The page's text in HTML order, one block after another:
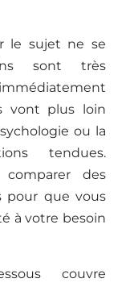
le sujet ne se
sont très
vont plus loin
ou la
tendues.
des
pour que vous
à votre besoin
couvre